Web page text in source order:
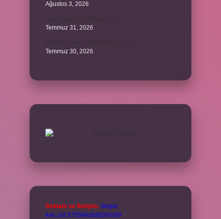
Ağustos 3, 2026
Temmuz 31, 2026
Temmuz 30, 2026
Reklam ve İletişim: Skype:
live:.cid.575569c608265c69